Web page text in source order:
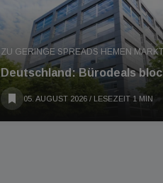
ZU GERINGE SPREADS HEMEN MARKT
Deutschland: Bürodeals
05. AUGUST 2026 / LESEZEIT 1 MIN